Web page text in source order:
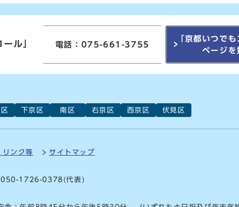
ール」 電話：075-661-3755
「京都いつで
ページを
下京区 南区 右京区 西京区 伏見区
リンク等 サイトマップ
050-1726-0378 (代表)